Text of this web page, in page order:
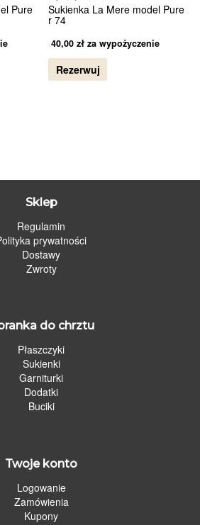
Pure Sukienka La Mere model Pure
r 74
40,00 zł za wypożyczenie
Rezerwuj
Sklep
Regulamin
prywatności
Dostawy
Zwroty
do chrztu
Płaszczyki
Sukienki
Garniturki
Dodatki
Buciki
Twoje konto
Logowanie
Zamówienia
Kupony